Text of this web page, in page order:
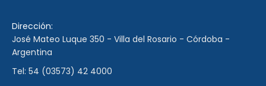
Dirección:
José Mateo Luque 350 - Villa del Rosario - Córdoba -
Argentina
Tel: 54 (03573) 42 4000